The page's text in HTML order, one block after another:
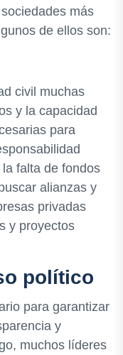
más
de ellos son:
civil muchas
y la capacidad
para
falta de fondos
alianzas y
privadas
y proyectos
político
para garantizar
y
muchos líderes